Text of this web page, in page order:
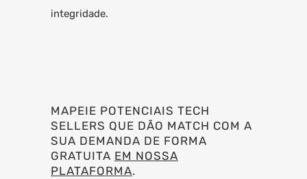
integridade.
MAPEIE POTENCIAIS TECH
SELLERS QUE DÃO MATCH COM A
SUA DEMANDA DE FORMA
GRATUITA EM NOSSA
PLATAFORMA.